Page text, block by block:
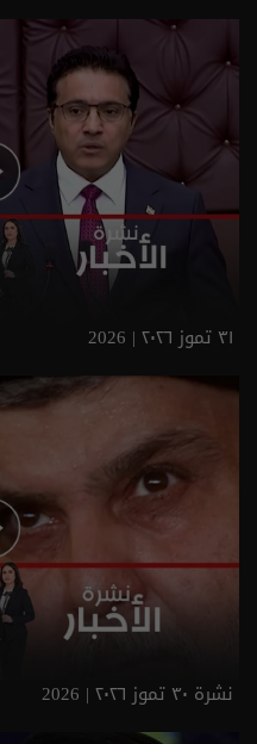
٣١ تموز ٢٠٢٦ | 2026
نشرة ٣٠ تموز ٢٠٢٦ | 2026